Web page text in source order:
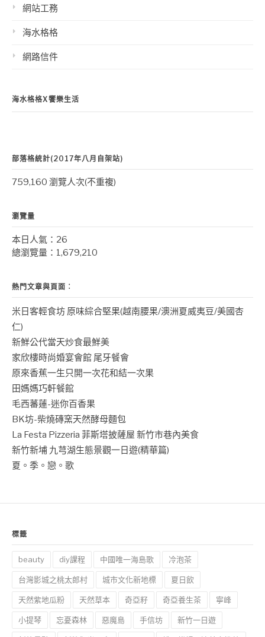
網站工務
海水格格
網路信件
海水格格X饗樂生活
部落格統計(2017年八月自架站)
759,160 瀏覽人次(不重複)
瀏覽量
本日人氣：26
總瀏覽量：1,679,210
熱門文章與頁面︰
米日客輕食坊 原味綜合堅果(越南腰果/澳洲夏威夷豆/美國杏
仁)
新鮮公代當天炒食最鮮美
家欣樓時尚婚宴會館 尾牙餐會
原來香蕉一生只開一次花和結一次果
田媽媽巧軒餐館
毛西蕃蓮-迷你百香果
BK坊-柴燒磚窯天然酵母麵包
La Festa Pizzeria 菲斯塔披薩屋 新竹市巷內美食
新竹新埔 九芎湖生態景觀一日遊(精華篇)
夏。季。戀。歌
標籤
beauty diy課程 中國唯一海島歌 冷泡茶
台灣影城之桃太郎村 城市文化新地標 夏日飲
天然紫地瓜粉 天然草本 奇亞籽 奇亞養生茶 寧峰
小提琴 忘憂森林 惡魔島 手信坊 新竹一日遊